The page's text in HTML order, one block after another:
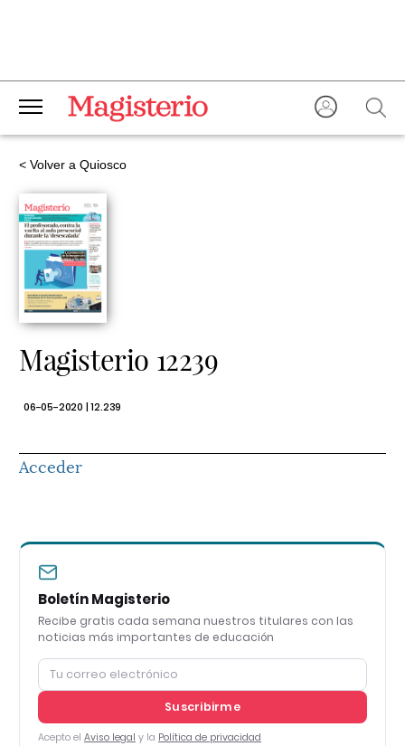
< Volver a Quiosco
Magisterio 12239
06-05-2020 | 12.239
Acceder
Boletín Magisterio
Recibe gratis cada semana nuestros titulares con las
noticias más importantes de educación
Suscribirme
Acepto el Aviso legal y la Política de privacidad